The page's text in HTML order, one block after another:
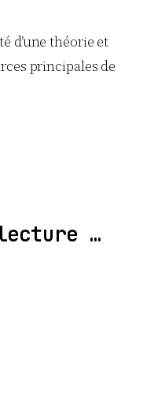
d’une théorie et
principales de
…